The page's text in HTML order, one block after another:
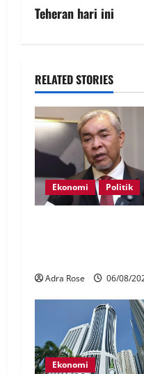
Teheran hari ini
RELATED STORIES
Ekonomi Politik
Adra Rose 06/08/
Ekonomi